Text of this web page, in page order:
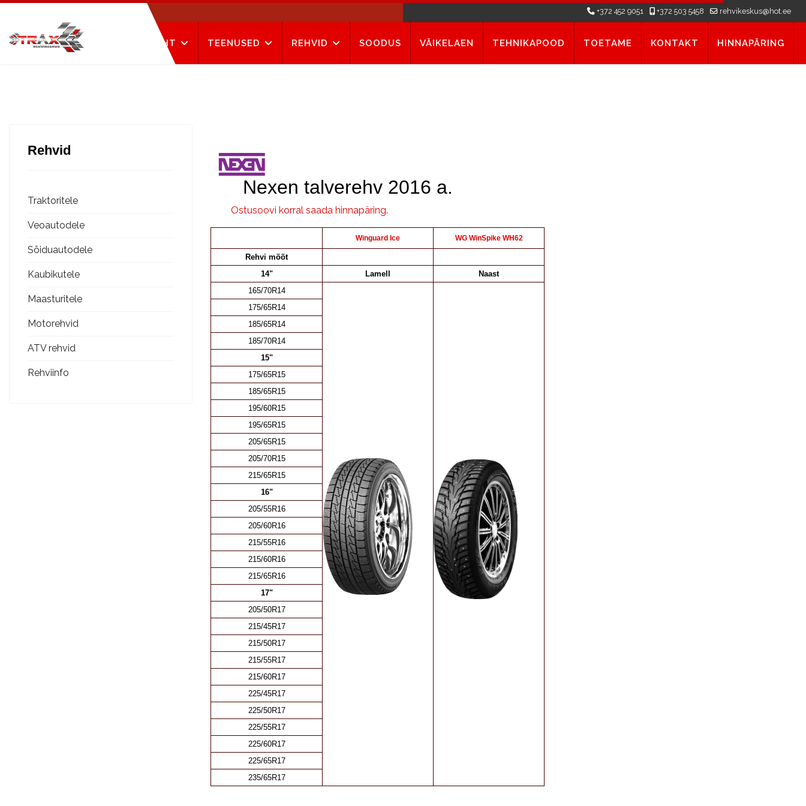
+372 452 9051 +372 503 5458 rehvikeskus@hot.ee
AVALEHT TEENUSED REHVID SOODUS VÄIKELAEN TEHNIKAPOOD TOETAME KONTAKT HINNAPÄRING
Rehvid
Traktoritele
Veoautodele
Sõiduautodele
Kaubikutele
Maasturitele
Motorehvid
ATV rehvid
Rehviinfo
Nexen talverehv 2016 a.
Ostusoovi korral saada hinnapäring.
Winguard Ice WG WinSpike WH62
Rehvi mõõt
14"
Lamell
Naast
165/70R14
175/65R14
185/65R14
185/70R14
15"
175/65R15
185/65R15
195/60R15
195/65R15
205/65R15
205/70R15
215/65R15
16"
205/55R16
205/60R16
215/55R16
215/60R16
215/65R16
17"
205/50R17
215/45R17
215/50R17
215/55R17
215/60R17
225/45R17
225/50R17
225/55R17
225/60R17
225/65R17
235/65R17